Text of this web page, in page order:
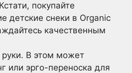
покупайте
детские снеки в Organic
качественным
руки. В этом может
или эрго-переноска для